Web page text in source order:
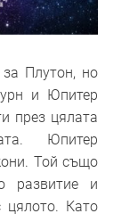
Плутон, но
и Юпитер
през цялата
Юпитер
Той също
развитие и
цялото. Като